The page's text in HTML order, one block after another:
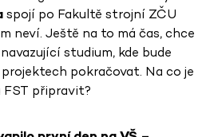
spojí po Fakultě strojní ZČU
neví. Ještě na to má čas, chce
studium, kde bude
pokračovat. Na co je
FST připravit?